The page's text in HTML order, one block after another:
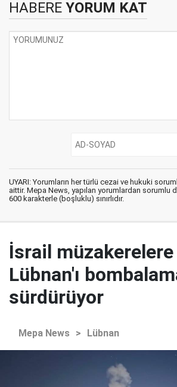
HABERE YORUM KAT
UYARI: Yorumların her türlü cezai ve hukuki
aittir. Mepa News, yapılan yorumlardan sorumlu
600 karakterle (boşluklu) sınırlıdır.
İsrail
Lübnan'ı
sürdürüyor
Mepa News > Lübnan